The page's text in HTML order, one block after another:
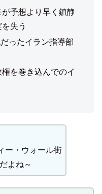
予想より早く鎮静
失う
ったイラン指導部
を巻き込んでのイ
ー・ウォール街
よね～